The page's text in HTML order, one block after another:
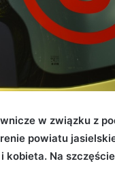
w związku z
powiatu
Na